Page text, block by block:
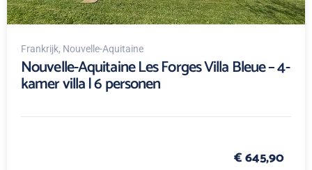
Frankrijk, Nouvelle-Aquitaine
Nouvelle-Aquitaine Les Forges Villa Bleue – 4-
kamer villa | 6 personen
€ 645,90